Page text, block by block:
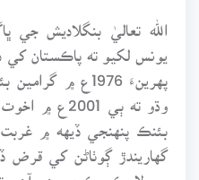
الله تعاليٰ بنگلاديش جي
يونس لکيو ته پاڪستان کي
پهرينءَ 1976ع ۾
وڌو ته ٻي
بئنڪ پنهنجي ڏيهه ۾
گهاريندڙ ڳوٺاڻن کي قرض
جي لاءِ ڪم ڪري رهي آهي ته